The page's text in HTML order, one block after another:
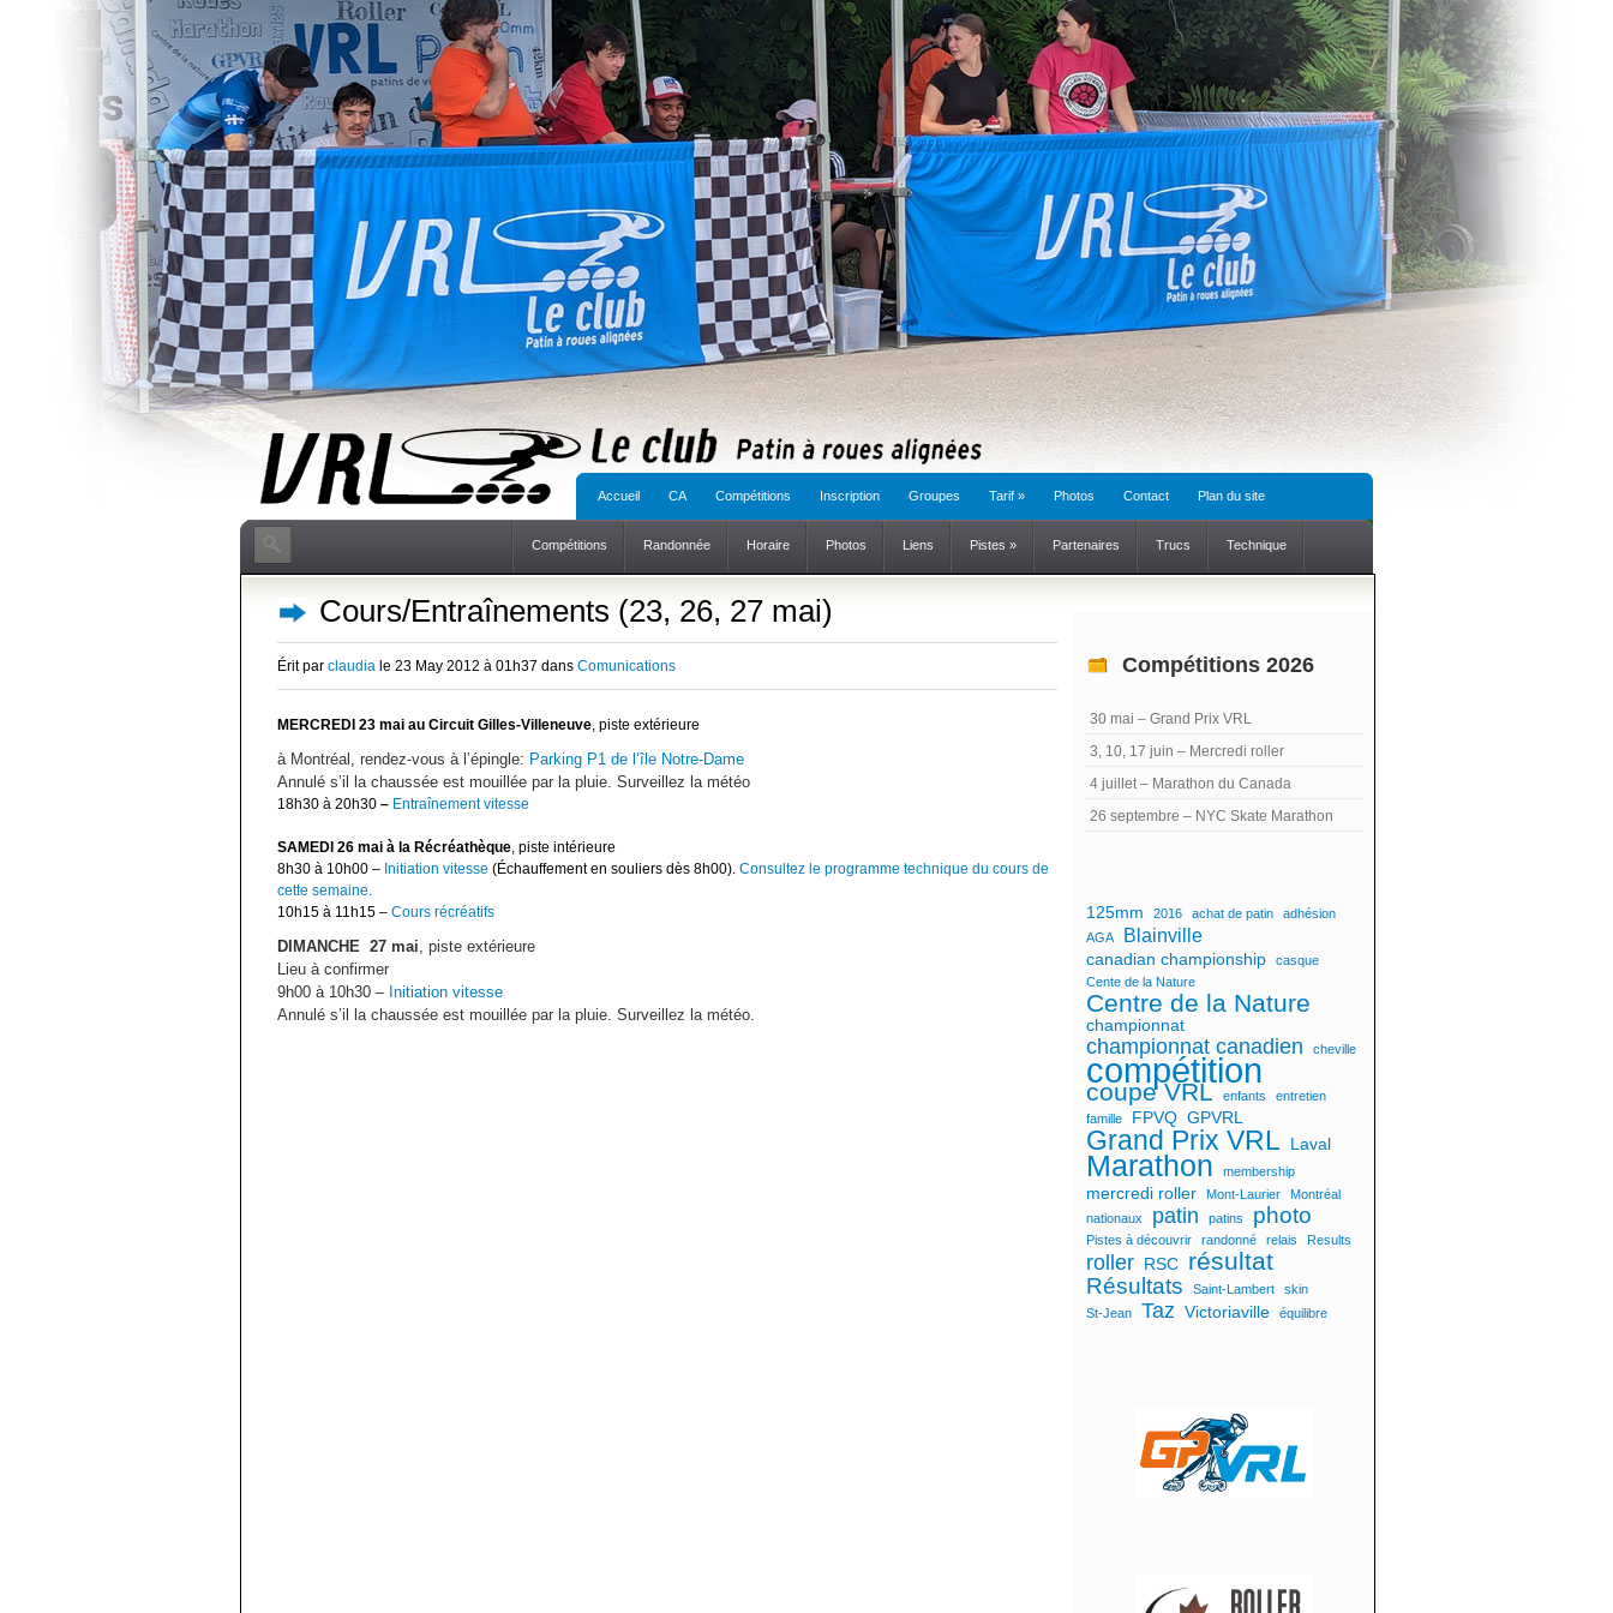
Accueil CA Compétitions Inscription Groupes Tarif » Photos Contact Plan du site
Compétitions Randonnée Horaire Photos Liens Pistes » Partenaires Trucs Technique
Cours/Entraînements (23, 26, 27 mai)
Érit par claudia le 23 May 2012 à 01h37 dans Comunications
MERCREDI 23 mai au Circuit Gilles-Villeneuve, piste extérieure
à Montréal, rendez-vous à l’épingle: Parking P1 de l’île Notre-Dame
Annulé s’il la chaussée est mouillée par la pluie. Surveillez la météo
18h30 à 20h30 – Entraînement vitesse
SAMEDI 26 mai à la Récréathèque, piste intérieure
8h30 à 10h00 – Initiation vitesse (Échauffement en souliers dès 8h00). Consultez le programme technique du cours de
cette semaine.
10h15 à 11h15 – Cours récréatifs
DIMANCHE 27 mai, piste extérieure
Lieu à confirmer
9h00 à 10h30 – Initiation vitesse
Annulé s’il la chaussée est mouillée par la pluie. Surveillez la météo.
Compétitions 2026
30 mai – Grand Prix VRL
3, 10, 17 juin – Mercredi roller
4 juillet – Marathon du Canada
26 septembre – NYC Skate Marathon
125mm 2016 achat de patin
adhésion
AGA
Blainville
canadian championship
casque
Cente de la Nature
Centre de la Nature
championnat
championnat canadien cheville
compétition
coupe VRL enfants
entretien
famille
FPVQ GPVRL
Grand Prix VRL Laval
Marathon membership
mercredi roller Mont-Laurier
Montréal
nationaux
patin patins photo
Pistes à découvrir randonné relais Results
roller RSC résultat
Résultats Saint-Lambert
skin
St-Jean
Taz Victoriaville équilibre